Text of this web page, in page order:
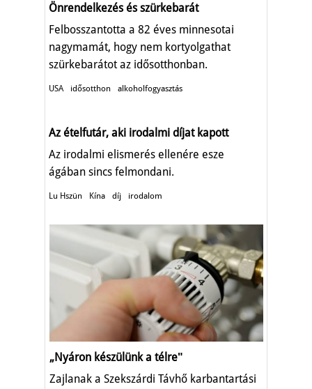
Önrendelkezés és szürkebarát
Felbosszantotta a 82 éves minnesotai
nagymamát, hogy nem kortyolgathat
szürkebarátot az idősotthonban.
USA idősotthon alkoholfogyasztás
Az ételfutár, aki irodalmi díjat kapott
Az irodalmi elismerés ellenére esze
ágában sincs felmondani.
Lu Hszün Kína díj irodalom
„Nyáron készülünk a télreʺ
Zajlanak a Szekszárdi Távhő karbantartási